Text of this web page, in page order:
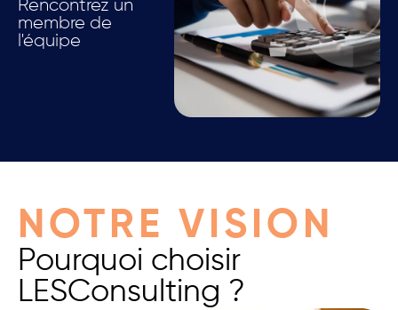
Rencontrez un
membre de
l'équipe
NOTRE VISION
Pourquoi choisir
LESConsulting ?